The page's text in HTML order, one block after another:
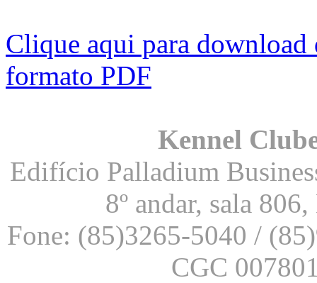
Clique aqui para download
formato PDF
Kennel
Edifício Palladium
8º andar, sala
Fone: (85)3265-5040 /
CGC